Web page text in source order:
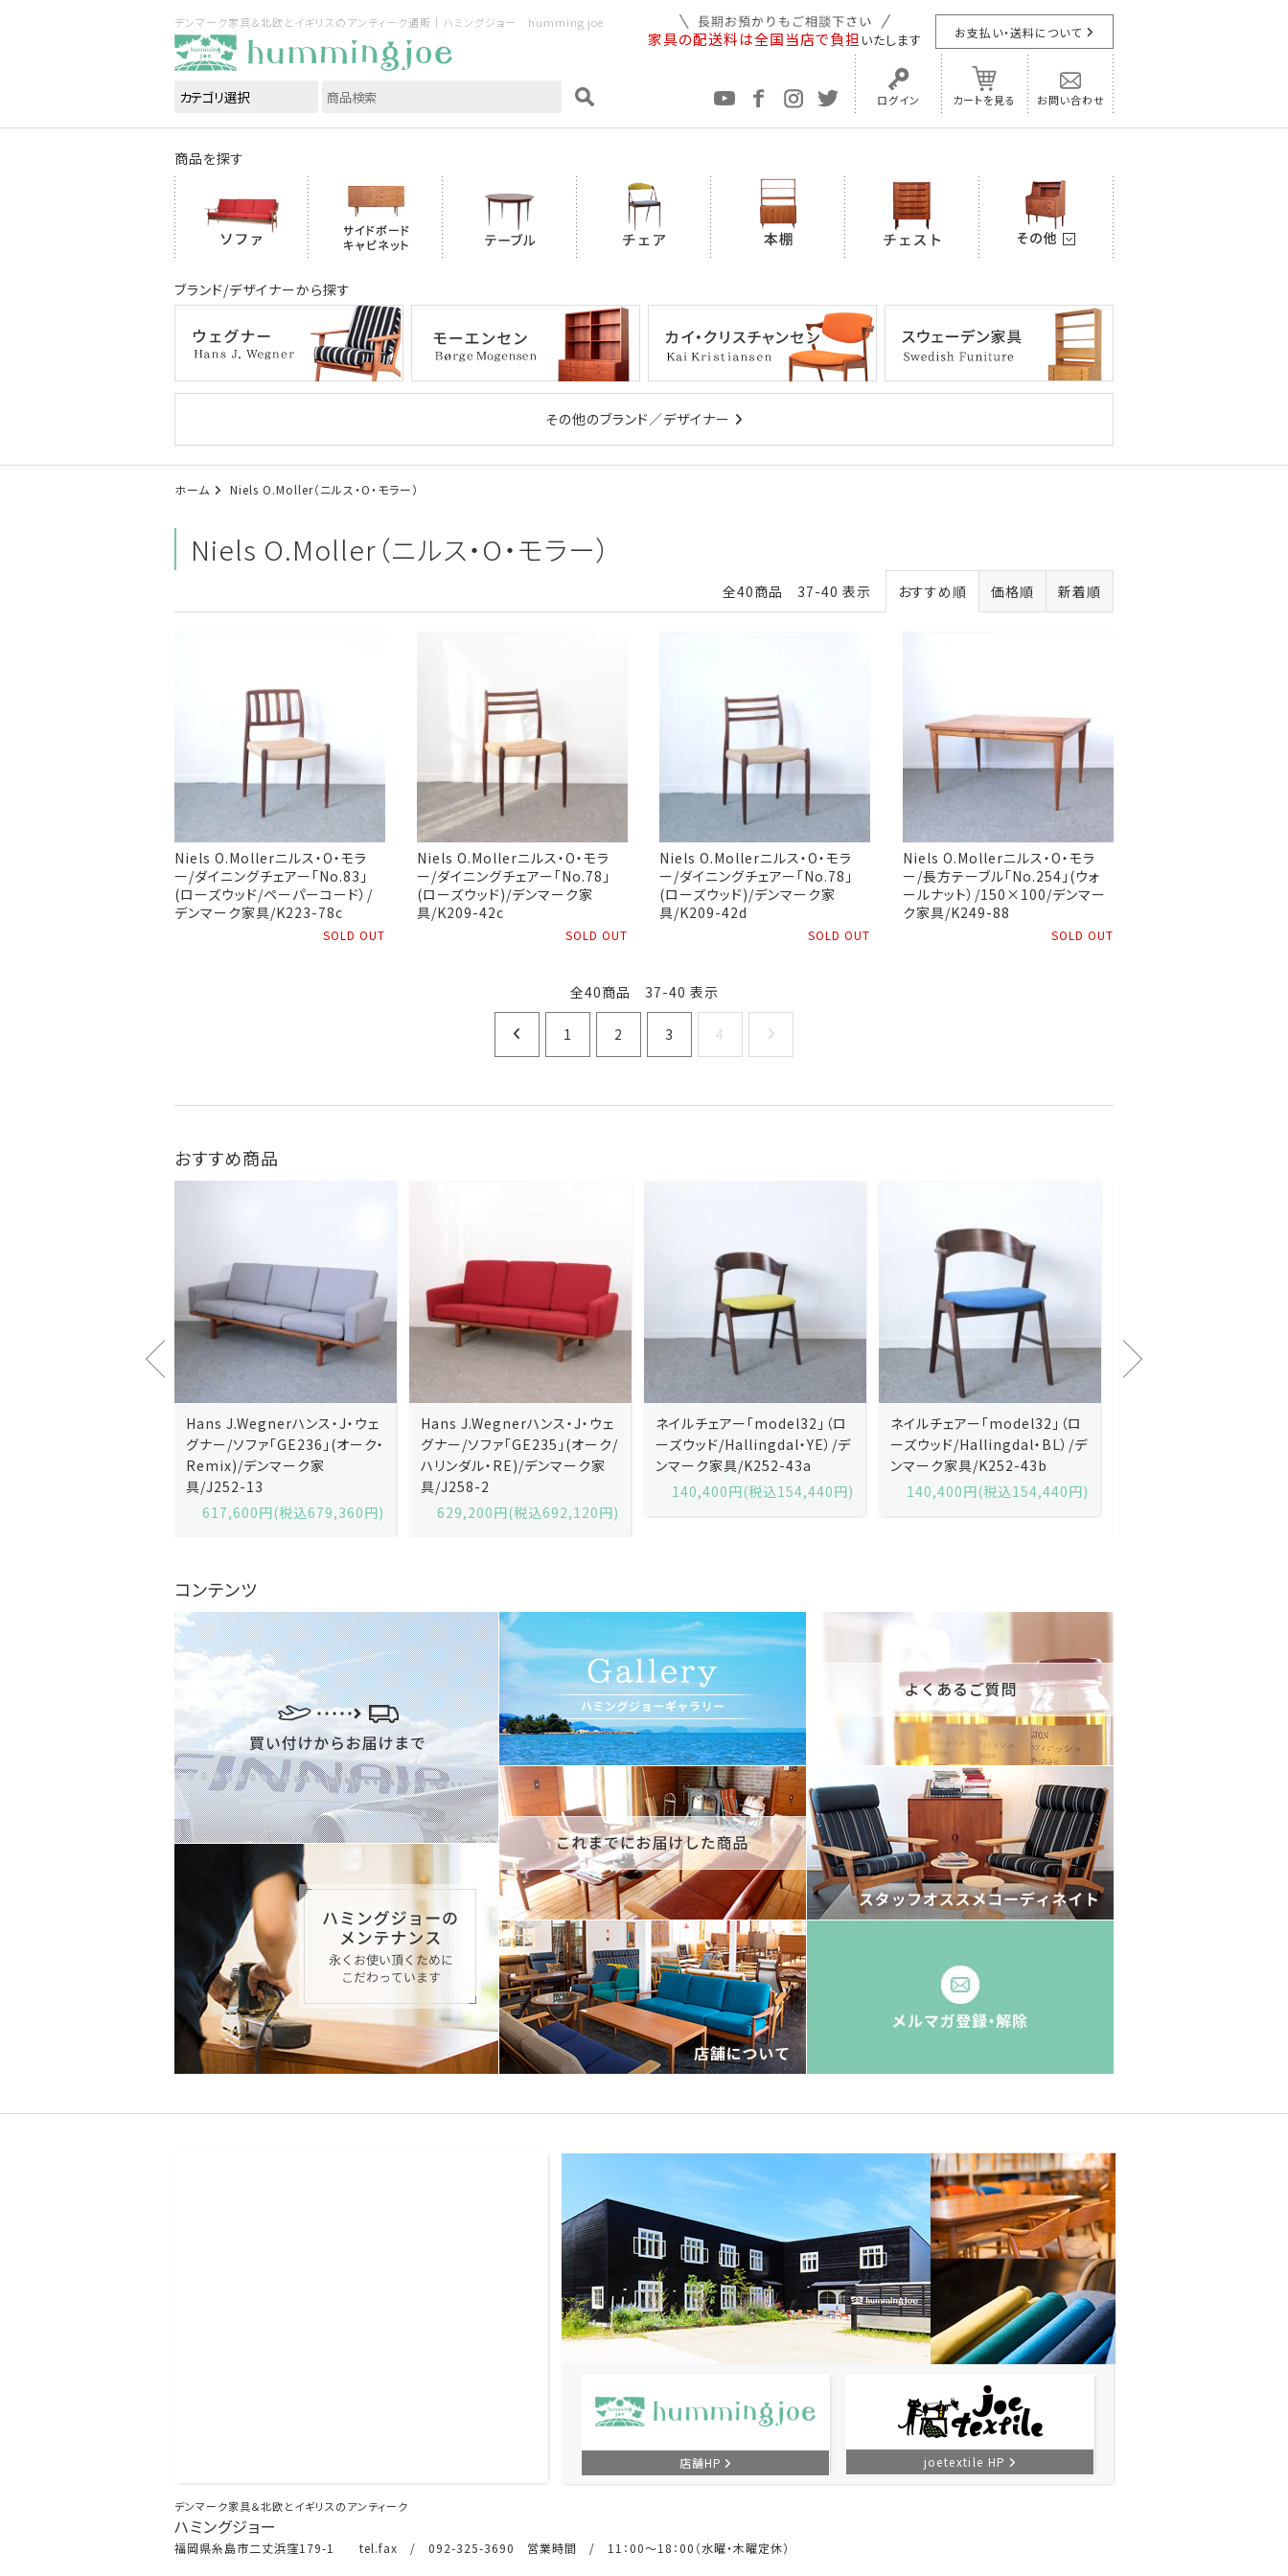
デンマーク家具＆北欧とイギリスのアンティーク通販｜ハミングジョー humming joe
家具の配送料は全国当店で負担 いたします お支払い・送料について
ログイン カートを見る お問い合わせ
商品を探す
ブランド/デザイナーから探す
その他のブランド／デザイナー
ホーム Niels O.Moller（ニルス・O・モラー）
Niels O.Moller（ニルス・O・モラー）
全40商品 37-40 表示 おすすめ順 価格順 新着順
Niels O.Mollerニルス・O・モラ
ー/ダイニングチェアー「No.83」
(ローズウッド/ペーパーコード）/
デンマーク家具/K223-78c
SOLD OUT
Niels O.Mollerニルス・O・モラ
ー/ダイニングチェアー「No.78」
(ローズウッド)/デンマーク家
具/K209-42c
SOLD OUT
Niels O.Mollerニルス・O・モラ
ー/ダイニングチェアー「No.78」
(ローズウッド)/デンマーク家
具/K209-42d
SOLD OUT
Niels O.Mollerニルス・O・モラ
ー/長方テーブル「No.254」(ウォ
ールナット）/150×100/デンマー
ク家具/K249-88
SOLD OUT
全40商品 37-40 表示
1 2 3 4
おすすめ商品
Hans J.Wegnerハンス・J・ウェ
グナー/ソファ「GE235」(オーク/
ハリンダル・RE)/デンマーク家
具/J258-2
629,200円(税込692,120円)
ネイルチェアー「model32」（ロ
ーズウッド/Hallingdal・YE）/デ
ンマーク家具/K252-43a
140,400円(税込154,440円)
ネイルチェアー「model32」（ロ
ーズウッド/Hallingdal・BL）/デ
ンマーク家具/K252-43b
140,400円(税込154,440円)
Kai Kristiansenカイ・クリスチ
ャンセン/ダイニングチェアー
「No.42」（ローズウッド・レザー
黒）/デンマーク家具/J252-57j
コンテンツ
店舗HP joetextile HP
デンマーク家具＆北欧とイギリスのアンティーク
ハミングジョー
福岡県糸島市二丈浜窪179-1 tel.fax / 092-325-3690 営業時間 / 11：00～18：00（水曜・木曜定休）